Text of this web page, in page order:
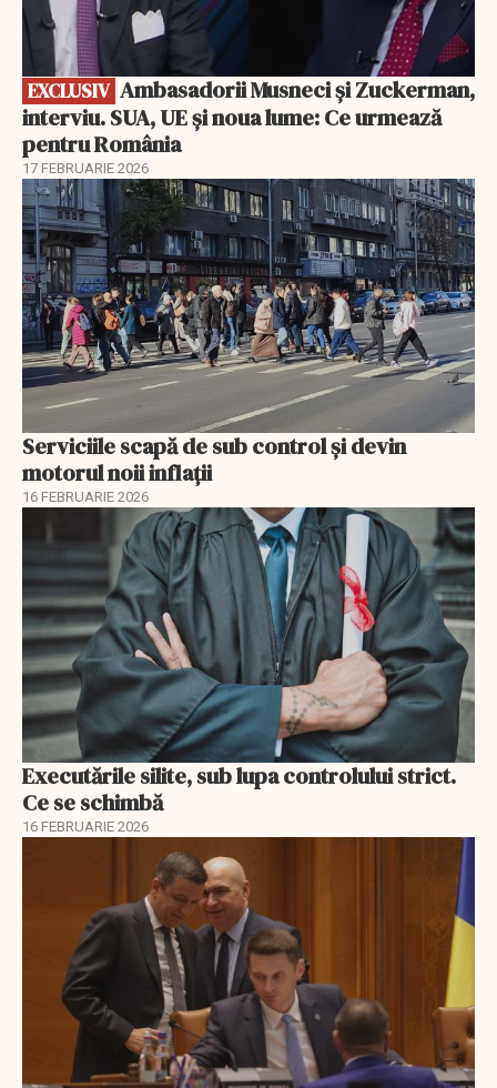
EXCLUSIV
interviu. SUA, UE și noua lume: Ce urmează
pentru România
17 FEBRUARIE 2026
Serviciile scapă de sub control și devin
motorul noii inflații
16 FEBRUARIE 2026
Executările silite, sub lupa controlului strict.
Ce se schimbă
16 FEBRUARIE 2026